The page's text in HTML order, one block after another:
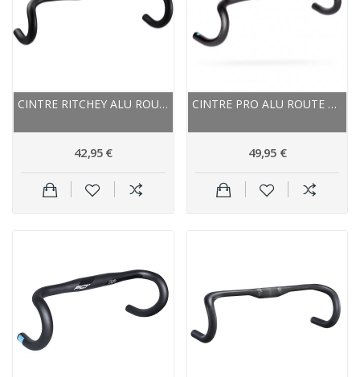
CINTRE RITCHEY ALU ROUTE CURVE COMP 31.8 BB...
42,95 €
CINTRE PRO ALU ROUTE GRAVEL DISCOVER GRAVEL...
49,95 €